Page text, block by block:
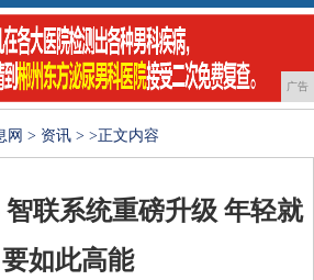
广告
网 > 资讯 > >正文内容
联系统重磅升级 年轻就
要如此高能